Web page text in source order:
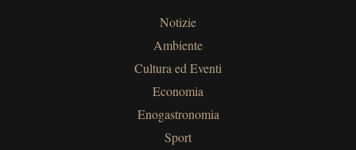
Notizie
Ambiente
Cultura ed Eventi
Economia
Enogastronomia
Sport